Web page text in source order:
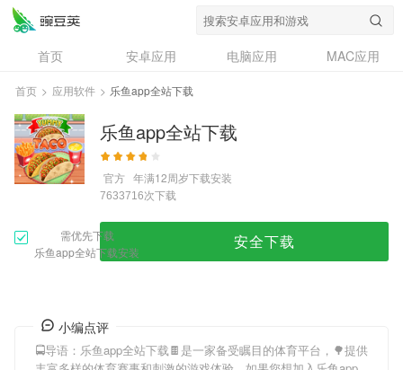
首页 安卓应用 电脑应用
MAC应用
资讯
专题
问答
首页 > 应用软件 > 乐鱼app全站下载
乐鱼app全站下载
官方 年满12周岁下载安装
7633716次下载
需优先下载
乐鱼app全站下载安装
安全下载
小编点评
🚍导语： 乐鱼app全站下载🍫是一家备受瞩目的体育平台，🌳提供